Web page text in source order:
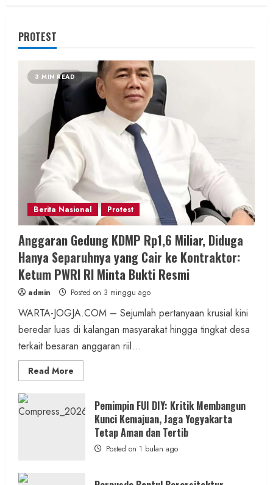
PROTEST
3 MIN READ
Berita Nasional Protest
Anggaran Gedung KDMP Rp1,6 Miliar, Diduga
Hanya Separuhnya yang Cair ke Kontraktor:
Ketum PWRI RI Minta Bukti Resmi
admin Posted on 3 minggu ago
WARTA-JOGJA.COM – Sejumlah pertanyaan krusial kini
beredar luas di kalangan masyarakat hingga tingkat desa
terkait besaran anggaran riil...
Read More
more
Gedung
KDMP
Rp1,6
Miliar,
Diduga
Hanya
Separuhnya
Pemimpin FUI DIY: Kritik Membangun
Kunci Kemajuan, Jaga Yogyakarta
Tetap Aman dan Tertib
Posted on 1 bulan ago